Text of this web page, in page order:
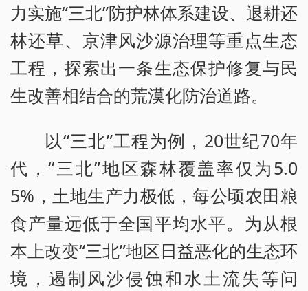
力实施“三北”防护林体系建设、退耕还
林还草、京津风沙源治理等重点生态
工程，探索出一条生态保护修复与民
生改善相结合的荒漠化防治道路。
以“三北”工程为例，20世纪70年
代，“三北”地区森林覆盖率仅为5.0
5%，土地生产力极低，每公顷农田粮
食产量远低于全国平均水平。为从根
本上改变“三北”地区日益恶化的生态环
境，遏制风沙侵蚀和水土流失等问